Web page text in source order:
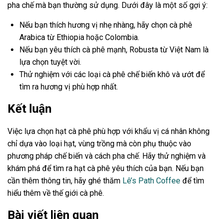
pha chế mà bạn thường sử dụng. Dưới đây là một số gợi ý:
Nếu bạn thích hương vị nhẹ nhàng, hãy chọn cà phê
Arabica từ Ethiopia hoặc Colombia.
Nếu bạn yêu thích cà phê mạnh, Robusta từ Việt Nam là
lựa chọn tuyệt vời.
Thử nghiệm với các loại cà phê chế biến khô và ướt để
tìm ra hương vị phù hợp nhất.
Kết luận
Việc lựa chọn hạt cà phê phù hợp với khẩu vị cá nhân không
chỉ dựa vào loại hạt, vùng trồng mà còn phụ thuộc vào
phương pháp chế biến và cách pha chế. Hãy thử nghiệm và
khám phá để tìm ra hạt cà phê yêu thích của bạn. Nếu bạn
cần thêm thông tin, hãy ghé thăm Lê’s Path Coffee để tìm
hiểu thêm về thế giới cà phê.
Bài viết liên quan